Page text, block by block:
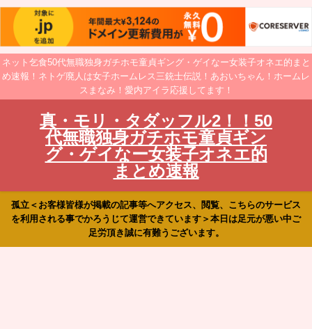
ネット乞食50代無職独身ガチホモ童貞ギング・ゲイなー女装子オネエ的まと
め速報！ネトゲ廃人は女子ホームレス三銃士伝説！あおいちゃん！ホームレ
スまなみ！愛内アイラ応援してます！
真・モリ・タダッフル2！！50
代無職独身ガチホモ童貞ギン
グ・ゲイなー女装子オネエ的
まとめ速報
孤立＜お客様皆様が掲載の記事等へアクセス、閲覧、こちらのサービス
を利用される事でかろうじて運営できています＞本日は足元が悪い中ご
足労頂き誠に有難うございます。